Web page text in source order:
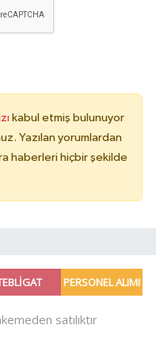
kabul etmiş bulunuyor
Yazılan yorumlardan
haberleri hiçbir şekilde